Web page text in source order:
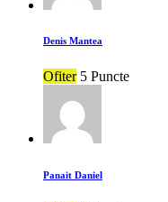
Denis Mantea
Ofiter 5 Puncte
Panait Daniel